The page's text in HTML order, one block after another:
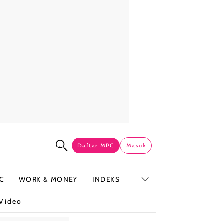
Daftar MPC Masuk
WORK & MONEY INDEKS